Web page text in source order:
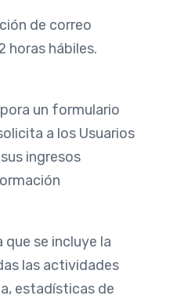
de correo
horas hábiles.
un formulario
a los Usuarios
ingresos
se incluye la
las actividades
estadísticas de